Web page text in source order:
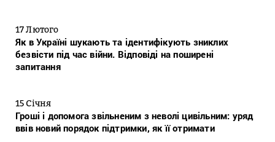
17 Лютого
Як в Україні шукають та ідентифікують зниклих
безвісти під час війни. Відповіді на поширені
запитання
15 Січня
Гроші і допомога звільненим з неволі цивільним: уряд
ввів новий порядок підтримки, як її отримати